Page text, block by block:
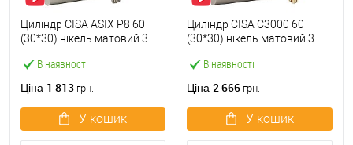
В наявності
Циліндр CISA ASIX P8 60
(30*30) нікель матовий 3
Ціна 1 813 грн.
У кошик
В наявності
Циліндр CISA C3000 60
(30*30) нікель матовий 3
Ціна 2 666 грн.
У кошик